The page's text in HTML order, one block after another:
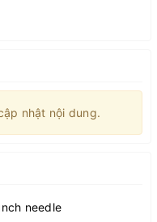
nhật nội dung.
needle